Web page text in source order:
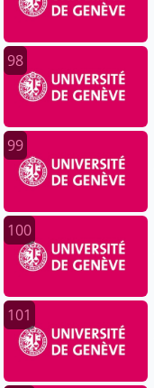
98
99
100
101